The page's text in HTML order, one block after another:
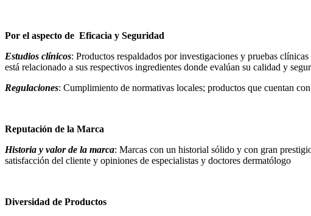
Por el aspecto de Eficacia y Seguridad
Estudios clínicos: Productos respaldados por investigaciones y pruebas
está relacionado a sus respectivos ingredientes donde evalúan su calidad y
Regulaciones: Cumplimiento de normativas locales; productos que cuentan
Reputación de la Marca
Historia y valor de la marca: Marcas con un historial sólido y con gran
satisfacción del cliente y opiniones de especialistas y doctores dermatólogo
Diversidad de Productos